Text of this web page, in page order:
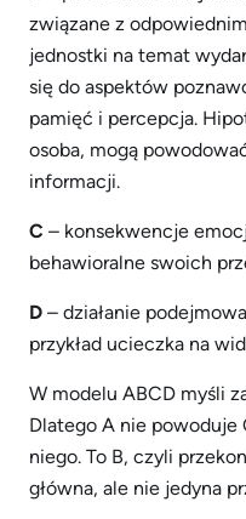
związane z
jednostki na temat
się do aspektów
pamięć i percepcja.
osoba, mogą
informacji.
C – konsekwencje
behawioralne swoich
D – działanie
przykład ucieczka na
W modelu ABCD myśli
Dlatego A nie powoduje
niego. To B, czyli
główna, ale nie jedyna